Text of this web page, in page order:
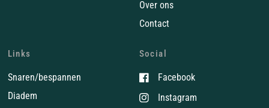
Over ons
Contact
Links
Snaren/bespannen
Diadem
Social
Facebook
Instagram